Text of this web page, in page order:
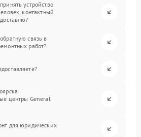
устройство
контактный
связь в
работ?
центры General
для юридических